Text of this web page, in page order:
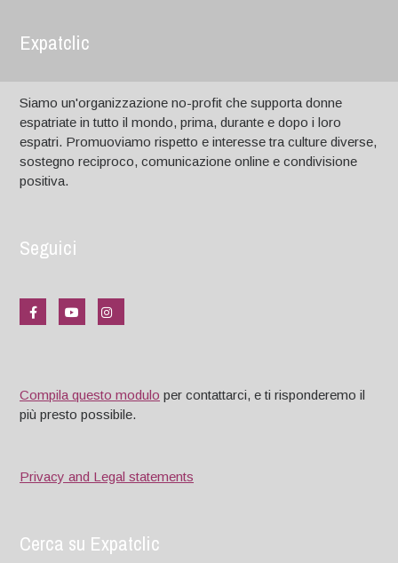
Expatclic
Siamo un'organizzazione no-profit che supporta donne
espatriate in tutto il mondo, prima, durante e dopo i loro
espatri. Promuoviamo rispetto e interesse tra culture diverse,
sostegno reciproco, comunicazione online e condivisione
positiva.
Seguici
Compila questo modulo per contattarci, e ti risponderemo il
più presto possibile.
Privacy and Legal statements
Cerca su Expatclic